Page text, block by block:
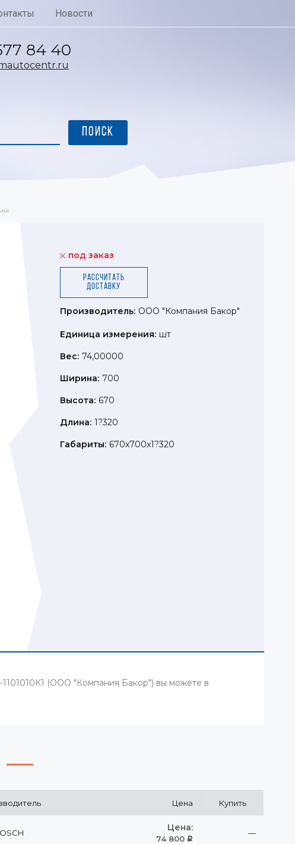
Новости
84 40
под заказ
Рассчитать
доставку
Производитель: ООО "Компания Бакор"
Единица измерения: шт
Вес: 74,00000
Ширина: 700
Высота: 670
Длина: 1?320
Габариты: 670x700x1?320
(ООО "Компания Бакор") вы можете в
Цена Купить
Цена:
74 800 Р
—